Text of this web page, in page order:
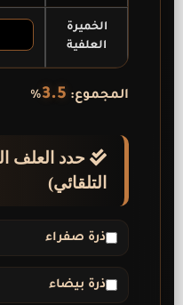
الخميرة
العلفية
المجموع: 3.5
%
حدد العلف
التلقائي)
ذرة صفراء
ذرة بيضاء